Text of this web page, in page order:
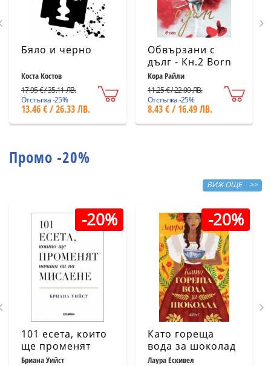
Бяло и черно
Коста Костов
17.95 € / 35.11 ЛВ.
Отстъпка -25%
13.46 € / 26.33 ЛВ.
Обвързани с
дълг - Кн.2 Born
in Blood Mafia
Chronicles
Кора Райли
11.25 € / 22.00 ЛВ.
Отстъпка -25%
8.43 € / 16.49 ЛВ.
Промо -20%
ВИЖ ОЩЕ >>
-20%
101 есета, които
ще променят
начина ви на
Бриана Уийст
-20%
Като гореща
вода за шоколад
(ново издание)
Лаура Ескивел